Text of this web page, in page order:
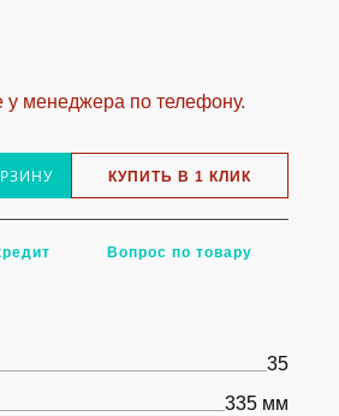
у менеджера по телефону.
КУПИТЬ В 1 КЛИК
Вопрос по товару
35
335 мм